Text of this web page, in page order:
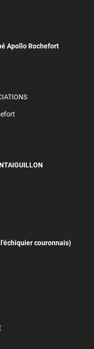
Apollo Rochefort
l'échiquier couronnais)